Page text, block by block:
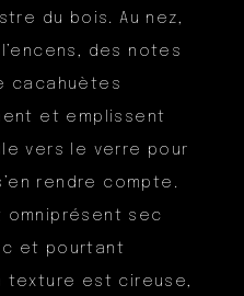
du bois. Au nez,
des notes
cacahuètes
et emplissent
vers le verre pour
rendre compte.
omniprésent sec
et pourtant
texture est cireuse,